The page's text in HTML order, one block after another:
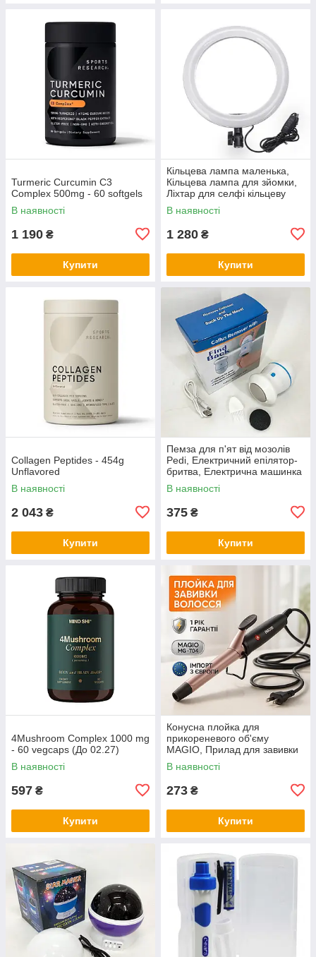
Turmeric Curcumin C3
Complex 500mg - 60 softgels
В наявності
1 190 ₴
Купити
Кільцева лампа маленька,
Кільцева лампа для зйомки,
Ліхтар для селфі кільцеву
лампу QV-94
В наявності
1 280 ₴
Купити
Collagen Peptides - 454g
Unflavored
В наявності
2 043 ₴
Купити
Пемза для п'ят від мозолів
Pedi, Електричний епілятор-
бритва, Електрична машинка
для чищення п'ят EU-11
В наявності
375 ₴
Купити
4Mushroom Complex 1000 mg
- 60 vegcaps (До 02.27)
В наявності
597 ₴
Купити
Конусна плойка для
прикореневого об'єму
MAGIO, Прилад для завивки
волосся Плойка-стайлер
завивки KS-50
В наявності
273 ₴
Купити